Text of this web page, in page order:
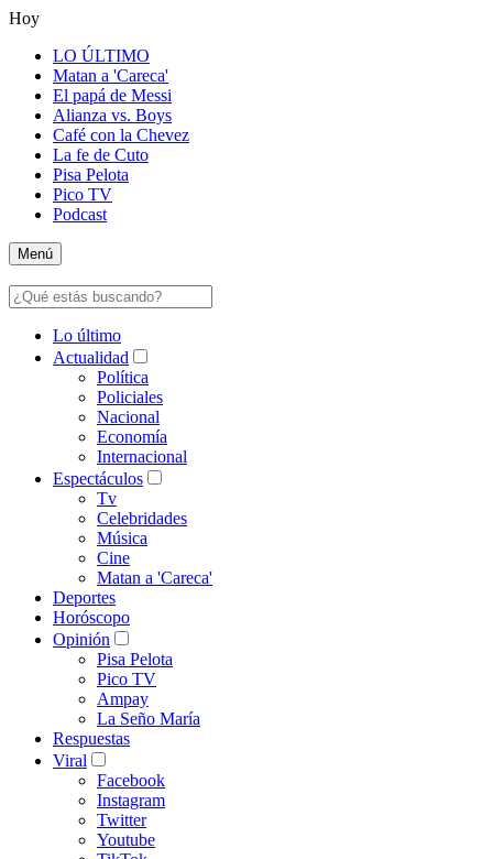
Hoy
LO ÚLTIMO
Matan a 'Careca'
El papá de Messi
Alianza vs. Boys
Café con la Chevez
La fe de Cuto
Pisa Pelota
Pico TV
Podcast
Menú
Lo último
Actualidad
Política
Policiales
Nacional
Economía
Internacional
Espectáculos
Tv
Celebridades
Música
Cine
Matan a 'Careca'
Deportes
Horóscopo
Opinión
Pisa Pelota
Pico TV
Ampay
La Seño María
Respuestas
Viral
Facebook
Instagram
Twitter
Youtube